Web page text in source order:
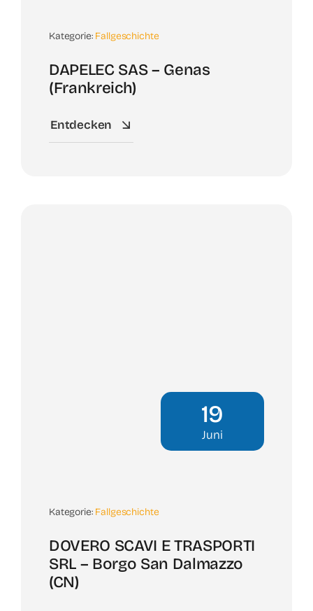
Kategorie: Fallgeschichte
DAPELEC SAS – Genas
(Frankreich)
Entdecken
19
Juni
Kategorie: Fallgeschichte
DOVERO SCAVI E TRASPORTI
SRL – Borgo San Dalmazzo
(CN)